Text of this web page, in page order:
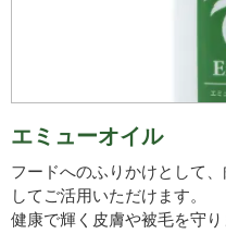
エミューオイル
フードへのふりかけとして
してご活用いただけます。
健康で輝く皮膚や被毛を守り